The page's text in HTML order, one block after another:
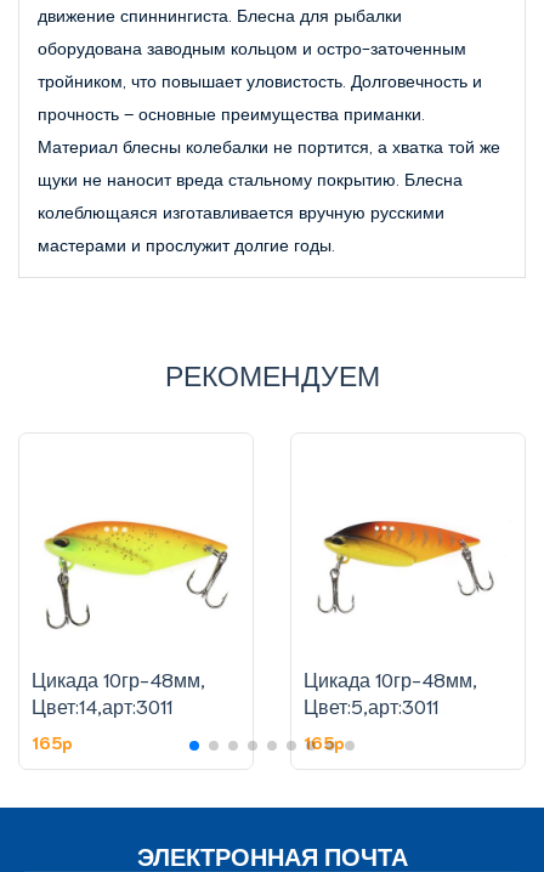
движение спиннингиста. Блесна для рыбалки
оборудована заводным кольцом и остро-заточенным
тройником, что повышает уловистость. Долговечность и
прочность – основные преимущества приманки.
Материал блесны колебалки не портится, а хватка той же
щуки не наносит вреда стальному покрытию. Блесна
колеблющаяся изготавливается вручную русскими
мастерами и прослужит долгие годы.
РЕКОМЕНДУЕМ
Цикада 10гр-48мм,
Цвет:14,арт:3011
165p
Цикада 10гр-48мм,
Цвет:5,арт:3011
165p
ЭЛЕКТРОННАЯ ПОЧТА